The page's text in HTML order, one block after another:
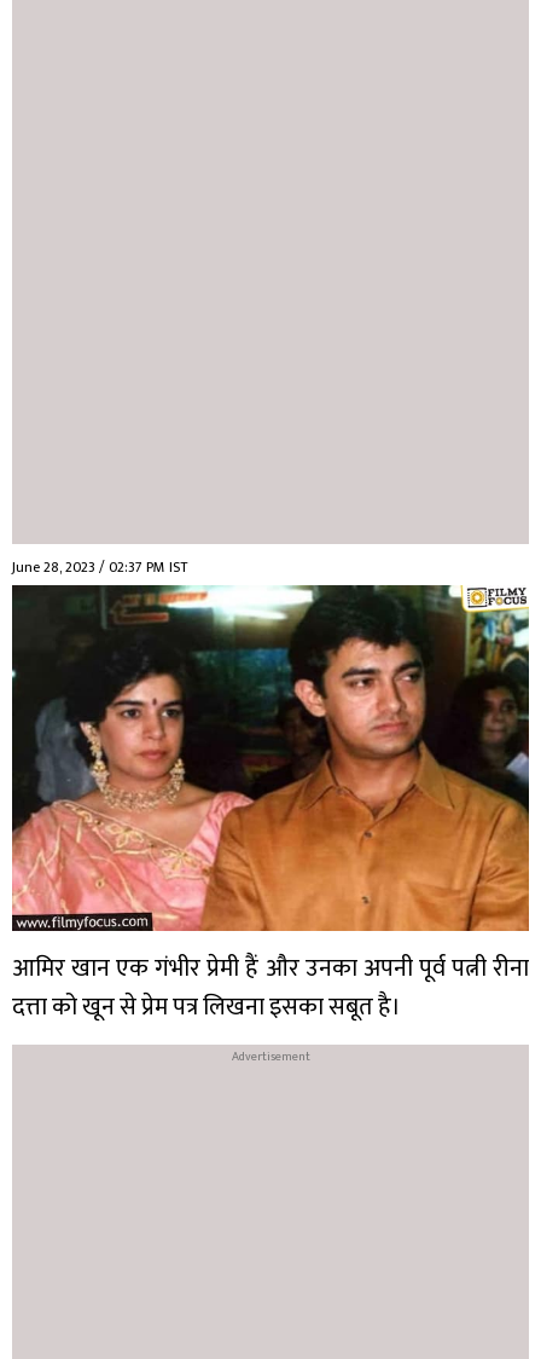
June 28, 2023 / 02:37 PM IST
आमिर खान एक गंभीर प्रेमी हैं और उनका अपनी पूर्व पत्नी रीना
दत्ता को खून से प्रेम पत्र लिखना इसका सबूत है।